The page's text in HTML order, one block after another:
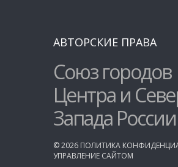
АВТОРСКИЕ ПРАВА
Союз городов
Центра и
Запада России
©2026 ПОЛИТИКА
УПРАВЛЕНИЕ САЙТОМ